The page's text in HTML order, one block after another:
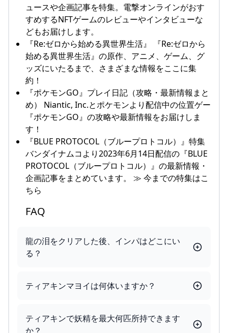
ュースや企画記事を特集。電撃オンラインがおす
すめするNFTゲームのレビューやインタビューな
どもお届けします。
『Re:ゼロから始める異世界生活』 『Re:ゼロから
始める異世界生活』の原作、アニメ、ゲーム、グ
ッズにいたるまで、さまざまな情報をここに集
約！
『ポケモンGO』プレイ日記（攻略・最新情報まと
め） Niantic, Inc.とポケモンより配信中の位置ゲー
『ポケモンGO』の攻略や最新情報をお届けしま
す！
『BLUE PROTOCOL（ブループロトコル）』特集
バンダイナムコより2023年6月14日配信の『BLUE
PROTOCOL（ブループロトコル）』の最新情報・
企画記事をまとめています。 ≫ 今までの特集はこ
ちら
FAQ
龍の泪をクリアした後、インパはどこにい
る？
ティアキンマヨイは何体いますか？
ティアキンで妖精を最大何匹所持できます
か？